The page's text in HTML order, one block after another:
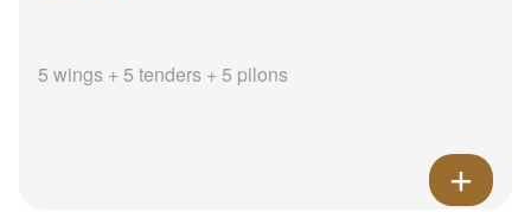
5 wings + 5 tenders + 5 pilons